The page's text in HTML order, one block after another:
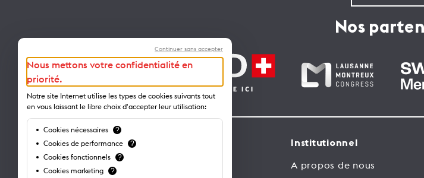
Nos
Contact
Lausanne Tourisme – administration
Institutionnel
A propos de nous
Continuer sans accepter
Nous mettons votre confidentialité en
priorité.
Notre site Internet utilise les types de cookies suivants tout
en vous laissant le libre choix d'accepter leur utilisation:
Cookies nécessaires ?
Cookies de performance ?
Cookies fonctionnels ?
Cookies marketing ?